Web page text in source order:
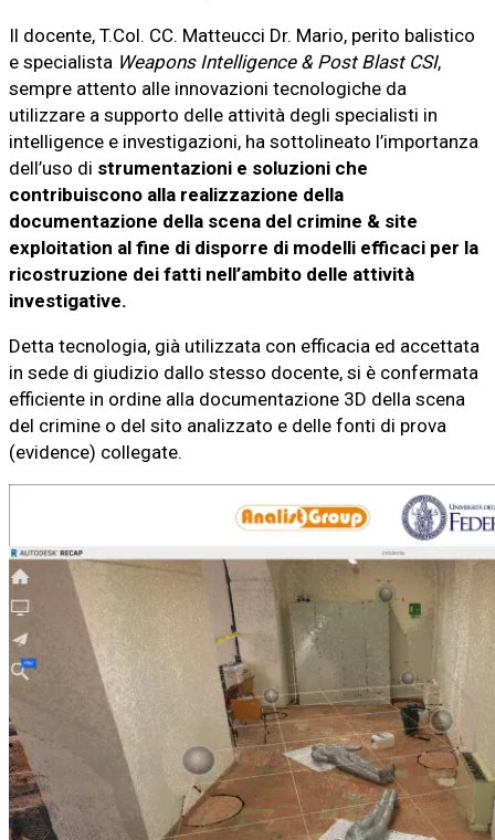
Il docente, T.Col. CC. Matteucci Dr. Mario, perito balistico
e specialista Weapons Intelligence & Post Blast CSI,
sempre attento alle innovazioni tecnologiche da
utilizzare a supporto delle attività degli specialisti in
intelligence e investigazioni, ha sottolineato l’importanza
dell’uso di strumentazioni e soluzioni che
contribuiscono alla realizzazione della
documentazione della scena del crimine & site
exploitation al fine di disporre di modelli efficaci per la
ricostruzione dei fatti nell’ambito delle attività
investigative.
Detta tecnologia, già utilizzata con efficacia ed accettata
in sede di giudizio dallo stesso docente, si è confermata
efficiente in ordine alla documentazione 3D della scena
del crimine o del sito analizzato e delle fonti di prova
(evidence) collegate.